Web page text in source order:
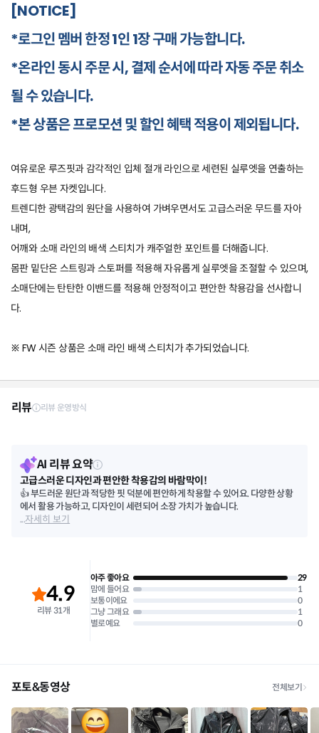
[NOTICE]
*로그인 멤버 한정 1인 1장 구매 가능합니다.
*온라인 동시 주문 시, 결제 순서에 따라 자동 주문 취소
될 수 있습니다.
*본 상품은 프로모션 및 할인 혜택 적용이 제외됩니다.
여유로운 루즈핏과 감각적인 입체 절개 라인으로 세련된 실루엣을 연출하는
후드형 우븐 자켓입니다.
트렌디한 광택감의 원단을 사용하여 가벼우면서도 고급스러운 무드를 자아
내며,
어깨와 소매 라인의 배색 스티치가 캐주얼한 포인트를 더해줍니다.
몸판 밑단은 스트링과 스토퍼를 적용해 자유롭게 실루엣을 조절할 수 있으며,
소매단에는 탄탄한 이밴드를 적용해 안정적이고 편안한 착용감을 선사합니
다.
※ FW 시즌 상품은 소매 라인 배색 스티치가 추가되었습니다.